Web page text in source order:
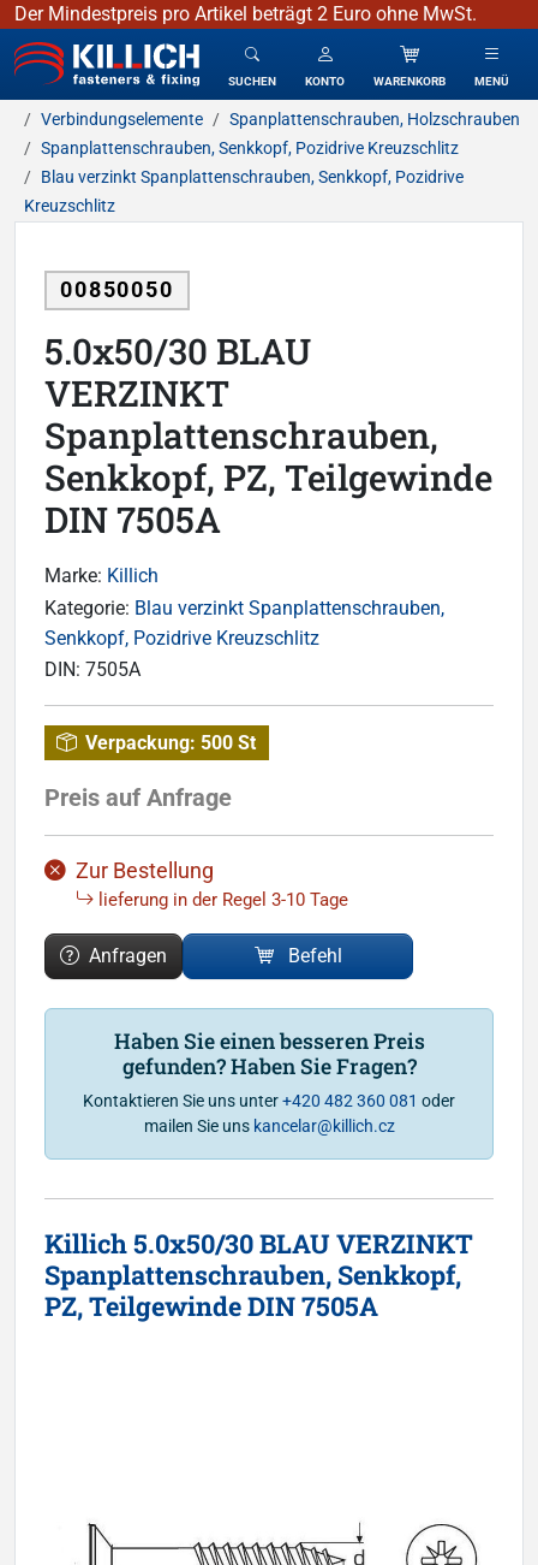
Der Mindestpreis pro Artikel beträgt 2 Euro ohne MwSt.
KILLICH - Verbindungselemente
SUCHEN KONTO WARENKORB MENÜ
Verbindungselemente
Spanplattenschrauben, Holzschrauben
Spanplattenschrauben, Senkkopf, Pozidrive Kreuzschlitz
Blau verzinkt Spanplattenschrauben, Senkkopf, Pozidrive
Kreuzschlitz
00850050
5.0x50/30 BLAU
VERZINKT
Spanplattenschrauben,
Senkkopf, PZ, Teilgewinde
DIN 7505A
Marke: Killich
Kategorie: Blau verzinkt Spanplattenschrauben,
Senkkopf, Pozidrive Kreuzschlitz
DIN: 7505A
Verpackung: 500 St
Preis auf Anfrage
Zur Bestellung
lieferung in der Regel 3-10 Tage
Anfragen Befehl
Haben Sie einen besseren Preis
gefunden? Haben Sie Fragen?
Kontaktieren Sie uns unter+420 482 360 081 oder
mailen Sie uns kancelar@killich.cz
Killich 5.0x50/30 BLAU VERZINKT
Spanplattenschrauben, Senkkopf,
PZ, Teilgewinde DIN 7505A